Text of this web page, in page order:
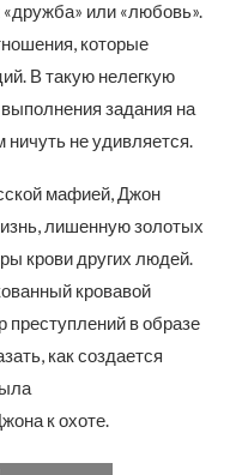
«дружба» или «любовь».
которые
В такую нелегкую
задания на
ничуть не удивляется.
мафией, Джон
лишенную золотых
крови других людей.
кровавой
преступлений в образе
как создается
к охоте.